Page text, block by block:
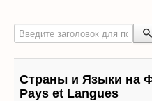
Введите заголовок для поиска...
Страны и Языки на
Pays et Langues